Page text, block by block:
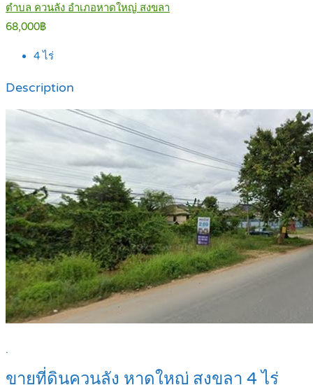
ตำบล ควนลัง อำเภอหาดใหญ่ สงขลา
68,000฿
4ไร่
Description
.
ขายที่ดินควนลัง หาดใหญ่ สงขลา 4 ไร่